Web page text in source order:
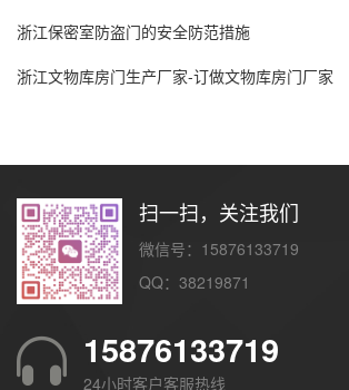
浙江保密室防盗门的安全防范措施
浙江文物库房门生产厂家-订做文物库房门厂家
扫一扫，关注我们
微信号：15876133719
QQ：38219871
15876133719
24小时客户客服热线